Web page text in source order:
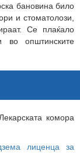
бановина било
и стоматолози,
Се плаќало
во општинските
комора
лиценца за